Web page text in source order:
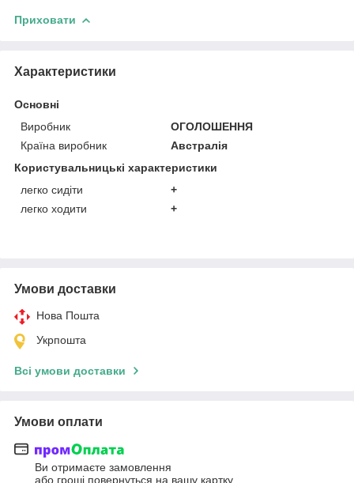
Приховати
Характеристики
Основні
Виробник
ОГОЛОШЕННЯ
Країна виробник
Австралія
Користувальницькі характеристики
легко сидіти
+
легко ходити
+
Умови доставки
Нова Пошта
Укрпошта
Всі умови доставки
Умови оплати
Ви отримаєте замовлення
або гроші повернуться на вашу картку